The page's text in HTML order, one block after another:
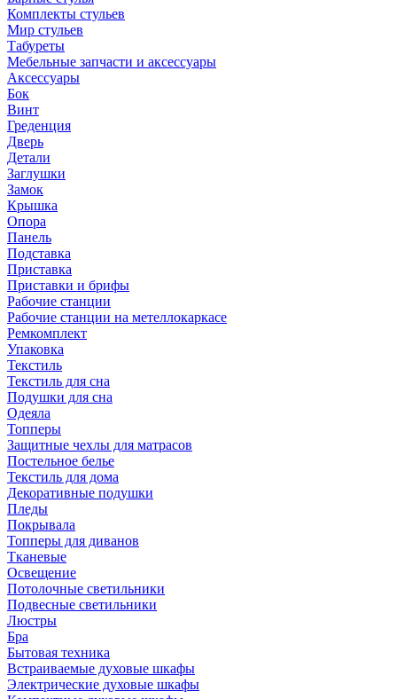
Комплекты стульев
Мир стульев
Табуреты
Мебельные запчасти и аксессуары
Аксессуары
Бок
Винт
Греденция
Дверь
Детали
Заглушки
Замок
Крышка
Опора
Панель
Подставка
Приставка
Приставки и брифы
Рабочие станции
Рабочие станции на метеллокаркасе
Ремкомплект
Упаковка
Текстиль
Текстиль для сна
Подушки для сна
Одеяла
Топперы
Защитные чехлы для матрасов
Постельное белье
Текстиль для дома
Декоративные подушки
Пледы
Покрывала
Топперы для диванов
Тканевые
Освещение
Потолочные светильники
Подвесные светильники
Люстры
Бра
Бытовая техника
Встраиваемые духовые шкафы
Электрические духовые шкафы